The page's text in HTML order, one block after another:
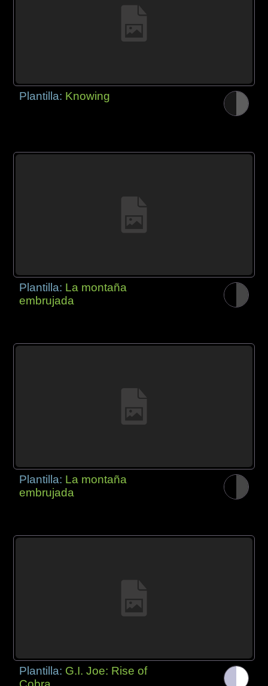
Plantilla: Knowing
Plantilla: La montaña
embrujada
Plantilla: La montaña
embrujada
Plantilla: G.I. Joe: Rise of